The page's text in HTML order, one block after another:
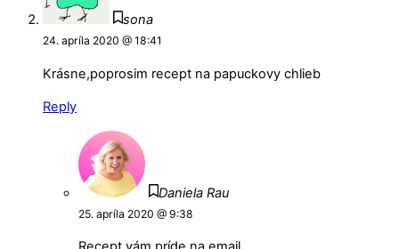
sona
24. apríla 2020 @ 18:41
Krásne,poprosim recept na papuckovy chlieb
Reply
Daniela Rau
25. apríla 2020 @ 9:38